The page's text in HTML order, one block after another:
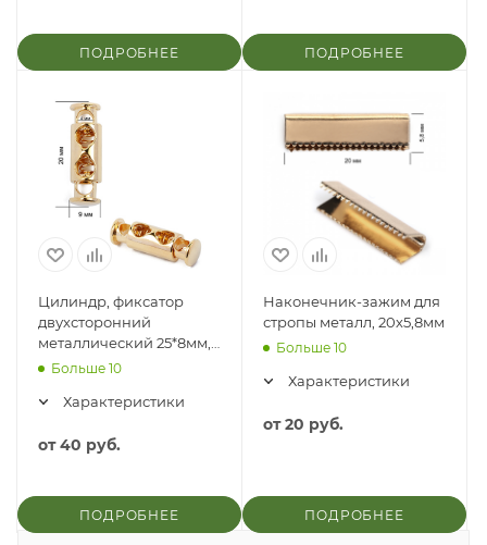
ПОДРОБНЕЕ ПОДРОБНЕЕ
Цилиндр, фиксатор
двухсторонний
металлический 25*8мм,
отверстие 4мм 5339
Больше 10
Характеристики
от40 руб.
ПОДРОБНЕЕ
Наконечник-зажим для
стропы металл, 20х5,8мм
Больше 10
Характеристики
от20 руб.
ПОДРОБНЕЕ